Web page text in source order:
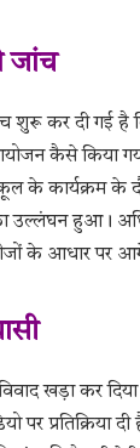
जांच
शुरू कर दी गई है
कैसे किया
के कार्यक्रम के
उल्लंघन हुआ।
के आधार पर आगे
खड़ा कर
पर प्रतिक्रिया